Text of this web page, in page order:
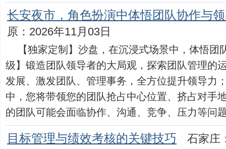
长安夜市，角色扮演中体悟团队协作与
原：2026年11月03日
【独家定制】沙盘，在沉浸式场景中，体悟
级】锻造团队领导者的大局观，探索团队管理的
发展、激发团队、管理事务，全方位提升领导力
中，您将带领您的团队抢占中心位置、挤占对手
的团队可能会面临协作、沟通、竞争、压力等问
目标管理与绩效考核的关键技巧 石家庄